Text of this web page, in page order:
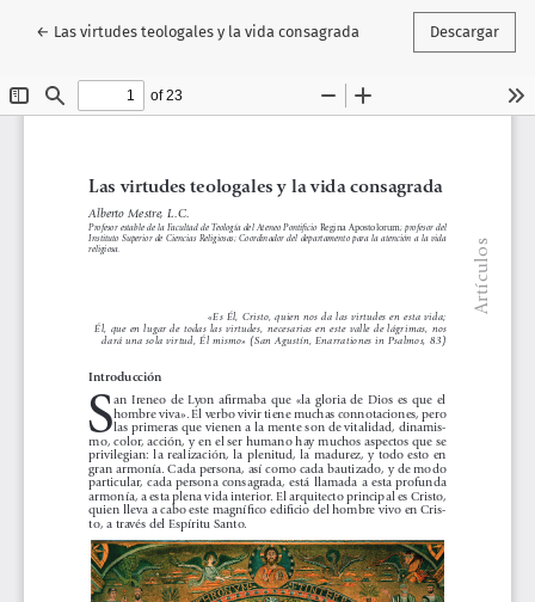
← Volver a los detalles del artículo
Las virtudes teologales y la vida consagrada Descargar